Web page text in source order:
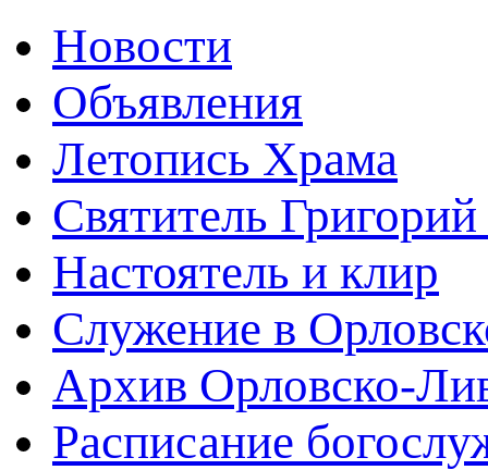
Новости
Объявления
Летопись Храма
Святитель
Настоятель и клир
Служение в
Архив Орловско-
Расписание